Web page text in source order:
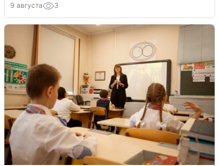
9 августа 3